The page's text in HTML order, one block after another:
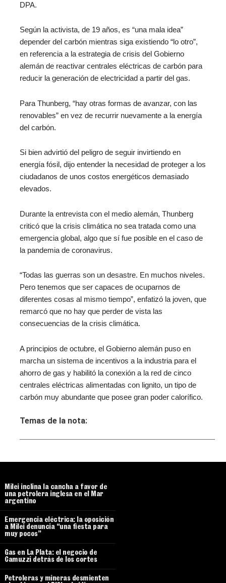
DPA.
Según la activista, de 19 años, es “una mala idea”
depender del carbón mientras siga existiendo “lo otro”,
en referencia a la estrategia de crisis del Gobierno
alemán de reactivar centrales eléctricas de carbón para
reducir la generación de electricidad a partir del gas.
Para Thunberg, “hay otras formas de avanzar, con las
renovables” en vez de recurrir nuevamente a la energía
del carbón.
Si bien advirtió del peligro de seguir invirtiendo en
energía fósil, dijo entender la necesidad de proteger a los
ciudadanos de unos costos energéticos demasiado
elevados.
Durante la entrevista con el medio alemán, Thunberg
criticó que la crisis climática no sea tratada como una
emergencia global, algo que sí fue posible en el caso de
la pandemia de coronavirus.
“Todas las guerras son un desastre. En muchos niveles.
Pero tenemos que ser capaces de ocuparnos de
diferentes cosas al mismo tiempo”, enfatizó la joven, que
remarcó que no hay que perder de vista las
consecuencias de la crisis climática.
A principios de octubre, el Gobierno alemán puso en
marcha un sistema de incentivos a la industria para el
ahorro de gas y habilitó la conexión a la red de cinco
centrales eléctricas alimentadas con lignito, un tipo de
carbón muy abundante que posee gran poder calorífico.
Temas de la nota:
Milei inclina la cancha a favor de
una petrolera inglesa en el Mar
argentino
Emergencia eléctrica: la oposición
a Milei denuncia “una fiesta para
muy pocos”
Gas en La Plata: el negocio de
Camuzzi detrás de los cortes
Petroleras y mineras desmienten